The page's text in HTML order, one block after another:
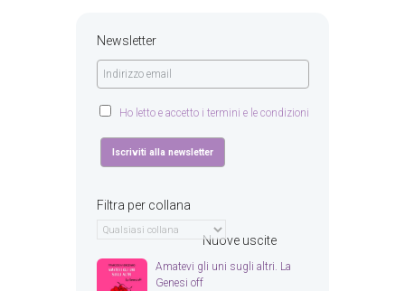
Newsletter
Ho letto e accetto i termini e le condizioni
Filtra per collana
Nuove uscite
Amatevi gli uni sugli altri. La
Genesi off